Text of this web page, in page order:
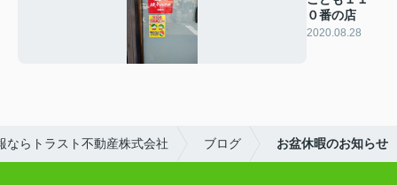
０番の店
2020.08.28
ならトラスト不動産株式会社 ブログ お盆休暇のお知らせ